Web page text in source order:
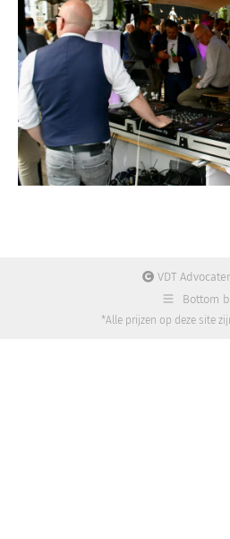
VDT
Bottom
*Alle prijzen op deze site